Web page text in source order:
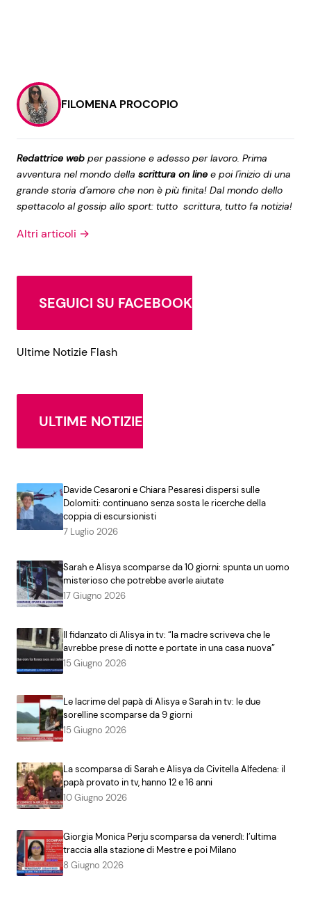
FILOMENA PROCOPIO
Redattrice web per passione e adesso per lavoro. Prima
avventura nel mondo della scrittura on line e poi l'inizio di una
grande storia d'amore che non è più finita! Dal mondo dello
spettacolo al gossip allo sport: tutto scrittura, tutto fa notizia!
Altri articoli →
SEGUICI SU FACEBOOK
Ultime Notizie Flash
ULTIME NOTIZIE
Davide Cesaroni e Chiara Pesaresi dispersi sulle
Dolomiti: continuano senza sosta le ricerche della
coppia di escursionisti
7 Luglio 2026
Sarah e Alisya scomparse da 10 giorni: spunta un uomo
misterioso che potrebbe averle aiutate
17 Giugno 2026
Il fidanzato di Alisya in tv: “la madre scriveva che le
avrebbe prese di notte e portate in una casa nuova”
15 Giugno 2026
Le lacrime del papà di Alisya e Sarah in tv: le due
sorelline scomparse da 9 giorni
15 Giugno 2026
La scomparsa di Sarah e Alisya da Civitella Alfedena: il
papà provato in tv, hanno 12 e 16 anni
10 Giugno 2026
Giorgia Monica Perju scomparsa da venerdì: l’ultima
traccia alla stazione di Mestre e poi Milano
8 Giugno 2026